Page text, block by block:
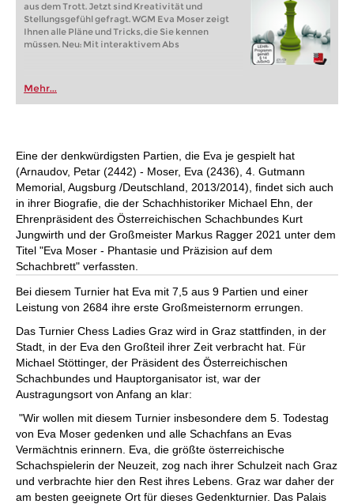
aus dem Trott. Jetzt sind Kreativität und
Stellungsgefühl gefragt. WGM Eva Moser zeigt
Ihnen alle Pläne und Tricks, die Sie kennen
müssen. Neu: Mit interaktivem Abs
Mehr...
Eine der denkwürdigsten Partien, die Eva je gespielt hat
(Arnaudov, Petar (2442) - Moser, Eva (2436), 4. Gutmann
Memorial, Augsburg /Deutschland, 2013/2014), findet sich auch
in ihrer Biografie, die der Schachhistoriker Michael Ehn, der
Ehrenpräsident des Österreichischen Schachbundes Kurt
Jungwirth und der Großmeister Markus Ragger 2021 unter dem
Titel "Eva Moser - Phantasie und Präzision auf dem
Schachbrett" verfassten.
Bei diesem Turnier hat Eva mit 7,5 aus 9 Partien und einer
Leistung von 2684 ihre erste Großmeisternorm errungen.
Das Turnier Chess Ladies Graz wird in Graz stattfinden, in der
Stadt, in der Eva den Großteil ihrer Zeit verbracht hat. Für
Michael Stöttinger, der Präsident des Österreichischen
Schachbundes und Hauptorganisator ist, war der
Austragungsort von Anfang an klar:
"Wir wollen mit diesem Turnier insbesondere dem 5. Todestag
von Eva Moser gedenken und alle Schachfans an Evas
Vermächtnis erinnern. Eva, die größte österreichische
Schachspielerin der Neuzeit, zog nach ihrer Schulzeit nach Graz
und verbrachte hier den Rest ihres Lebens. Graz war daher der
am besten geeignete Ort für dieses Gedenkturnier. Das Palais